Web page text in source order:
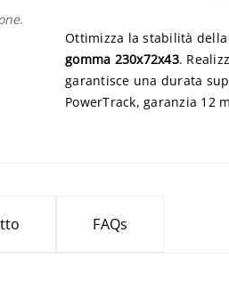
Ottimizza la stabilità
gomma 230x72x43.
garantisce una durata
PowerTrack, garanzia 12
FAQs